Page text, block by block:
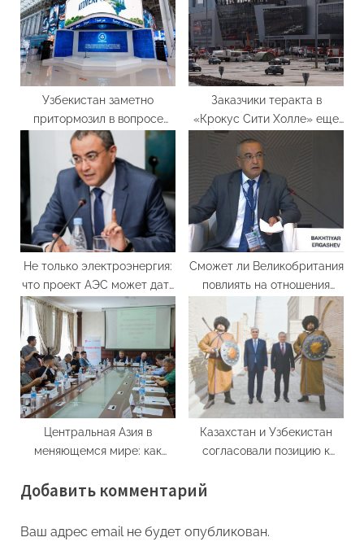
: :
Узбекистан заметно
притормозил в вопросе
развития атомной
энергетики – эксперт об
участии страны на
“Атомэкспо”
Заказчики теракта в
«Крокус Сити Холле» еще
не выявлены
Не только электроэнергия:
что проект АЭС может дать
экономике Узбекистана
Сможет ли Великобритания
повлиять на отношения
России со странами
Центрально-Евразийского
региона?
Центральная Азия в
меняющемся мире: как
упустить возможности
Казахстан и Узбекистан
согласовали позицию к
Добавить комментарий
Ваш адрес email не будет опубликован.